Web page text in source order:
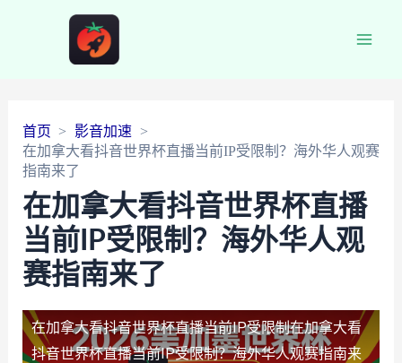
首页
影音加速
在加拿大看抖音世界杯直播当前IP受限制？海外华人观赛
指南来了
在加拿大看抖音世界杯直播
当前IP受限制？海外华人观
赛指南来了
在加拿大看抖音世界杯直播当前IP受限制在加拿大看
抖音世界杯直播当前IP受限制？海外华人观赛指南来